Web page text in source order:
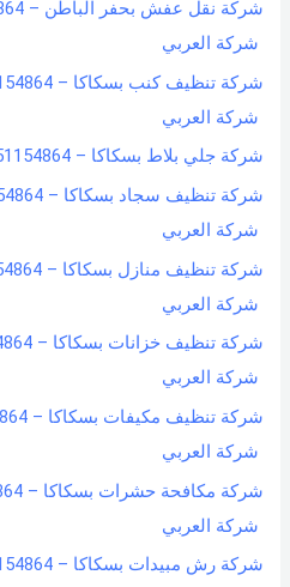
شركة العربي
شركة العربي
شركة جلي بلاط بسكاكا – 0551154864 اتصل بنا – شركة العربي
شركة العربي
شركة العربي
شركة العربي
شركة العربي
شركة العربي